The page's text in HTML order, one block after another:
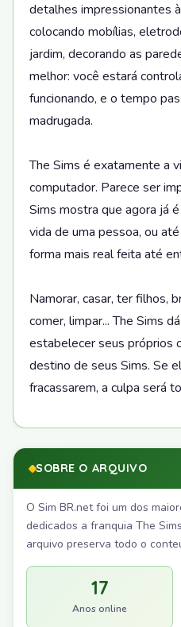
detalhes impressionantes
colocando mobílias,
jardim, decorando as
melhor: você estará
funcionando, e o tempo
madrugada.
The Sims é exatamente a
computador. Parece ser
Sims mostra que agora já
vida de uma pessoa, ou
forma mais real feita até
Namorar, casar, ter filhos,
comer, limpar... The Sims
estabelecer seus próprios
destino de seus Sims. Se
fracassarem, a culpa será
SOBRE O ARQUIVO
O Sim BR.net foi um dos
dedicados a franquia The
arquivo preserva todo o
17
Anos online